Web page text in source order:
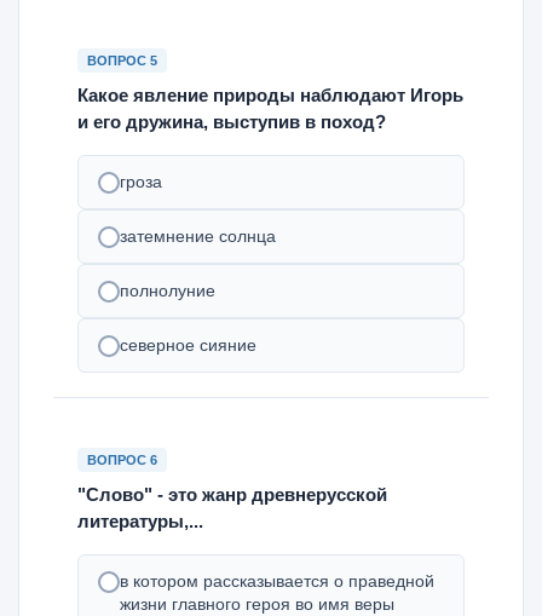
ВОПРОС 5
Какое явление природы наблюдают Игорь
и его дружина, выступив в поход?
гроза
затемнение солнца
полнолуние
северное сияние
ВОПРОС 6
"Слово" - это жанр древнерусской
литературы,...
в котором рассказывается о праведной
жизни главного героя во имя веры